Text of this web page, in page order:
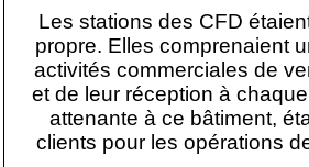
Les stations des CFD
propre. Elles comprenaient
activités commerciales de
et de leur réception à
attenante à ce bâtiment,
clients pour les opérations